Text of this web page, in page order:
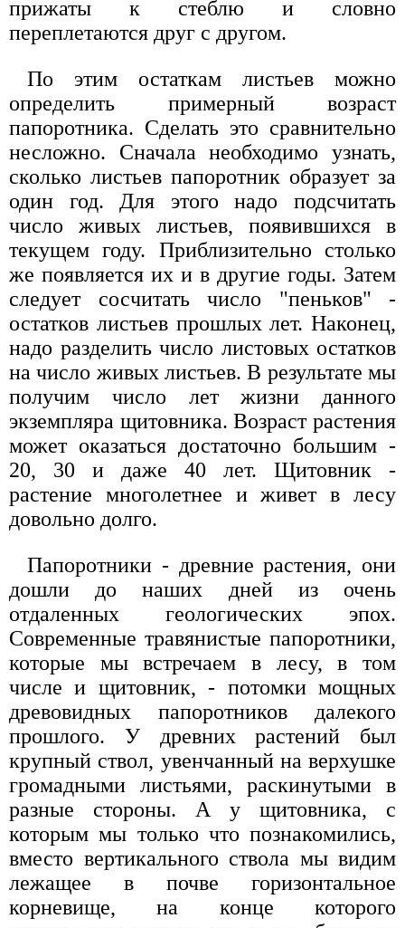
прижаты к стеблю и словно
переплетаются друг с другом.
По этим остаткам листьев можно
определить примерный возраст
папоротника. Сделать это сравнительно
несложно. Сначала необходимо узнать,
сколько листьев папоротник образует за
один год. Для этого надо подсчитать
число живых листьев, появившихся в
текущем году. Приблизительно столько
же появляется их и в другие годы. Затем
следует сосчитать число "пеньков" -
остатков листьев прошлых лет. Наконец,
надо разделить число листовых остатков
на число живых листьев. В результате мы
получим число лет жизни данного
экземпляра щитовника. Возраст растения
может оказаться достаточно большим -
20, 30 и даже 40 лет. Щитовник -
растение многолетнее и живет в лесу
довольно долго.
Папоротники - древние растения, они
дошли до наших дней из очень
отдаленных геологических эпох.
Современные травянистые папоротники,
которые мы встречаем в лесу, в том
числе и щитовник, - потомки мощных
древовидных папоротников далекого
прошлого. У древних растений был
крупный ствол, увенчанный на верхушке
громадными листьями, раскинутыми в
разные стороны. А у щитовника, с
которым мы только что познакомились,
вместо вертикального ствола мы видим
лежащее в почве горизонтальное
корневище, на конце которого